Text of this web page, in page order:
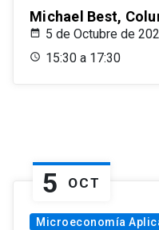
Michael Best,
5 de Octubre de
15:30 a 17:30
5 OCT
Microeconomía